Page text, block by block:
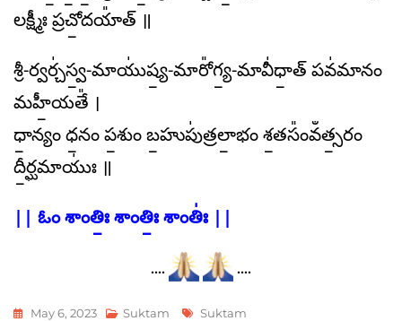
లక్ష్మీః ప్రచో॒దయా᳚త్ ॥
శ్రీ-ర్వర్చ॑స్వ॒-మాయు॑ష్య॒-మారో᳚గ్య॒-మావీ॑ధా॒త్ పవ॑మానం
మహీ॒యతే᳚ ।
ధా॒న్యం ధ॒నం ప॒శుం బ॒హుపు॑త్రలా॒భం శ॒తసం᳚​వఀత్స॒రం
దీ॒ర్ఘమాయుః॑ ॥
|| ఓం శాంతిః॒ శాంతిః॒ శాంతిః॑ ||
…. ….
May 6, 2023 Suktam Tags
Suktam